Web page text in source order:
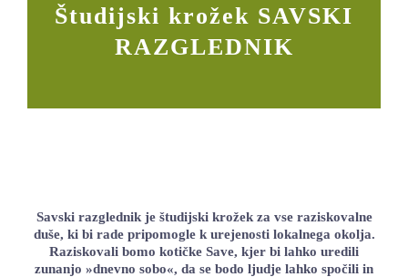
LOKALNA TOČKA SVOS
60-LETNICA
Študijski krožek SAVSKI
RAZGLEDNIK
Savski razglednik je študijski krožek za vse raziskovalne
duše, ki bi rade pripomogle k urejenosti lokalnega okolja.
Raziskovali bomo kotičke Save, kjer bi lahko uredili
zunanjo »dnevno sobo«, da se bodo ljudje lahko spočili in